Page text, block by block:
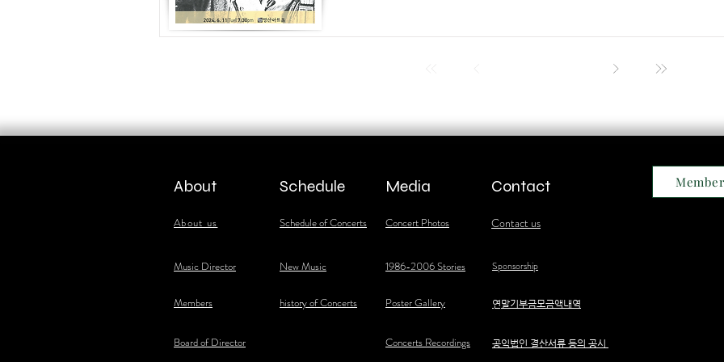
About
About us
​Music Director
​Members
Board of Director
Schedule
Schedule of Concerts
Media
Concert Photos
Contact
Contact us
New Music 1986-2006 Stories Sponsorship
history of Concerts Poster Gallery ​연말기부금모금액내역
Concerts Recordings 공익법인 결산서류 등의 공시